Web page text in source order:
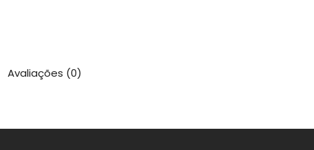
Avaliações (0)